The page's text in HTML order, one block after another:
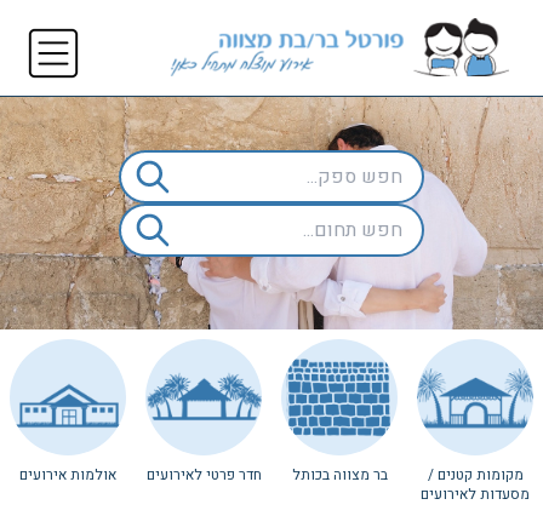
מקומות קטנים /
מסעדות לאירועים
בר מצווה בכותל חדר פרטי לאירועים אולמות אירועים